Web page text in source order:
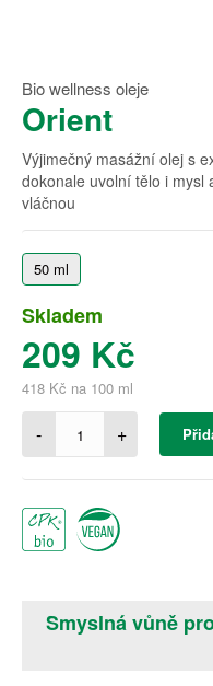
Bio wellness oleje
Orient
Výjimečný masážní olej s
dokonale uvolní tělo i mysl
vláčnou
50 ml
Skladem
209 Kč
418 Kč na 100 ml
- +
Smyslná vůně